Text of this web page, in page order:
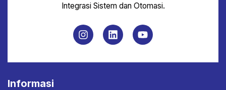
Integrasi Sistem dan Otomasi.
Informasi